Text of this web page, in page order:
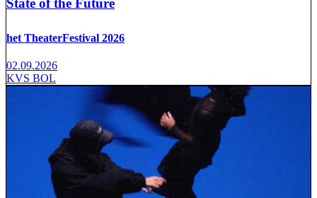
State of the Future
het TheaterFestival 2026
02.09.2026
KVS BOL